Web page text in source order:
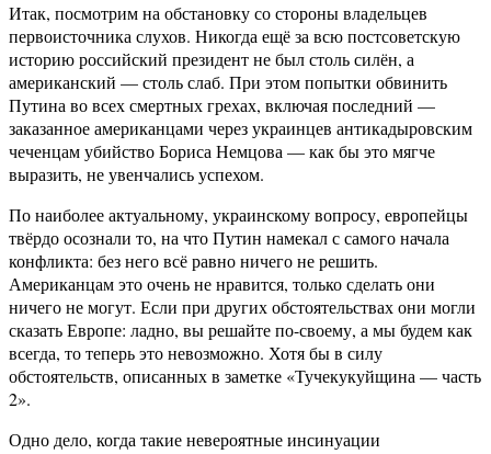
Итак, посмотрим на обстановку со стороны владельцев
первоисточника слухов. Никогда ещё за всю постсоветскую
историю российский президент не был столь силён, а
американский — столь слаб. При этом попытки обвинить
Путина во всех смертных грехах, включая последний —
заказанное американцами через украинцев антикадыровским
чеченцам убийство Бориса Немцова — как бы это мягче
выразить, не увенчались успехом.
По наиболее актуальному, украинскому вопросу, европейцы
твёрдо осознали то, на что Путин намекал с самого начала
конфликта: без него всё равно ничего не решить.
Американцам это очень не нравится, только сделать они
ничего не могут. Если при других обстоятельствах они могли
сказать Европе: ладно, вы решайте по-своему, а мы будем как
всегда, то теперь это невозможно. Хотя бы в силу
обстоятельств, описанных в заметке «Тучекукуйщина — часть
2».
Одно дело, когда такие невероятные инсинуации